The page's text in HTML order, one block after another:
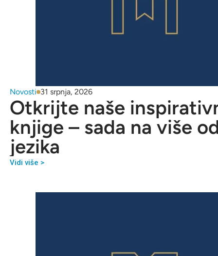
Novosti 31 srpnja, 2026
Otkrijte naše
knjige – sada na više
jezika
Vidi više >